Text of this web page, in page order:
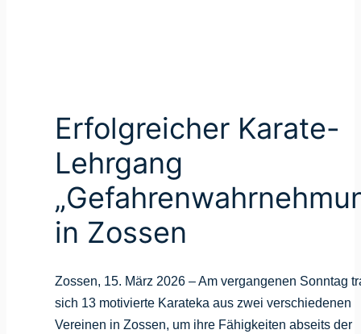
Erfolgreicher Karate-
Lehrgang
in Zossen
Zossen, 15. März 2026 – Am vergangenen Sonntag
sich 13 motivierte Karateka aus zwei verschiedenen
Vereinen in Zossen, um ihre Fähigkeiten abseits der